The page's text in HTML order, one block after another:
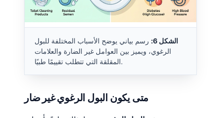
الشكل 6:
رسم بياني يوضح الأسباب المختلفة للبول
الرغوي، ويميز بين العوامل غير الضارة والعلامات
المقلقة التي تتطلب تقييمًا طبيًا.
متى يكون البول الرغوي غير ضار
اردو
தமிழ்
ગુજરાતી
ಕನ್ನಡ
മലയാളം